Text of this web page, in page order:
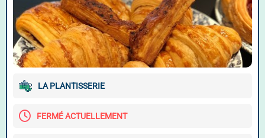
LA PLANTISSERIE
FERMÉ ACTUELLEMENT